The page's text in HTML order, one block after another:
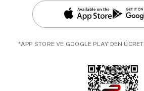
*APP STORE VE GOOGLE PLAY'DEN